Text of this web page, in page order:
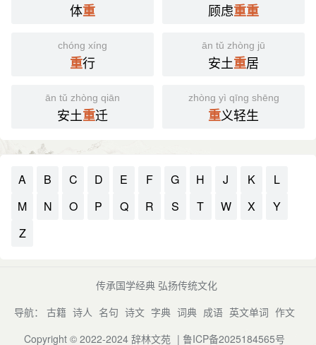
体重 顾虑重重
chóng xíng
重行
ān tǔ zhòng jū
安土重居
ān tǔ zhòng qiān
安土重迁
zhòng yì qīng shēng
重义轻生
A B C D E F G H J K
L
M
N O P Q R S T W X
Y
Z
传承国学经典 弘扬传统文化
导航： 古籍 诗人 名句 诗文 字典 词典 成语 英文单词 作文
Copyright © 2022-2024 辞林文苑 | 鲁ICP备2025184565号